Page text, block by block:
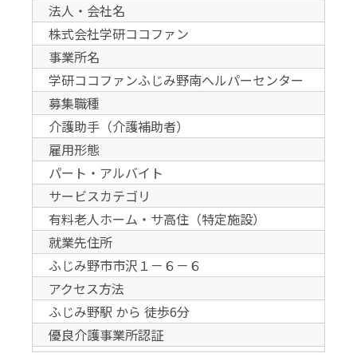
法人・会社名
株式会社学研ココファン
事業所名
学研ココファンふじみ野南へルパーセンター
募集職種
介護助手（介護補助者）
雇用形態
パート・アルバイト
サービスカテゴリ
有料老人ホーム・サ高住（特定施設）
就業先住所
ふじみ野市市沢１－６－６
アクセス方法
ふじみ野駅 から 徒歩6分
優良介護事業所認証